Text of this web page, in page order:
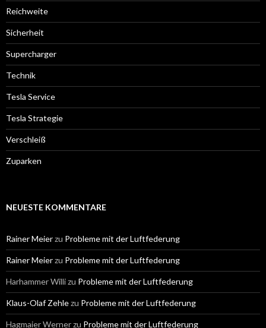
Reichweite
Sicherheit
Supercharger
Technik
Tesla Service
Tesla Strategie
Verschleiß
Zuparken
NEUESTE KOMMENTARE
Rainer Meierzu Probleme mit der Luftfederung
Rainer Meierzu Probleme mit der Luftfederung
Harhammer Willizu Probleme mit der Luftfederung
Klaus-Olaf Zehlezu Probleme mit der Luftfederung
Hagmaier Wernerzu Probleme mit der Luftfederung